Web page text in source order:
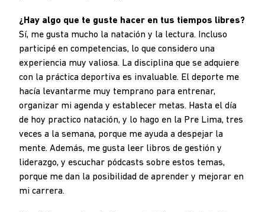
¿Hay algo que te guste hacer en tus tiempos libres?
Sí, me gusta mucho la natación y la lectura. Incluso
participé en competencias, lo que considero una
experiencia muy valiosa. La disciplina que se adquiere
con la práctica deportiva es invaluable. El deporte me
hacía levantarme muy temprano para entrenar,
organizar mi agenda y establecer metas. Hasta el día
de hoy practico natación, y lo hago en la Pre Lima, tres
veces a la semana, porque me ayuda a despejar la
mente. Además, me gusta leer libros de gestión y
liderazgo, y escuchar pódcasts sobre estos temas,
porque me dan la posibilidad de aprender y mejorar en
mi carrera.